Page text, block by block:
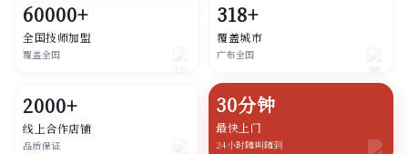
60000+
全国技师加盟
覆盖全国
318+
覆盖城市
广布全国
2000+
线上合作店铺
品质保证
30分钟
最快上门
24小时随叫随到